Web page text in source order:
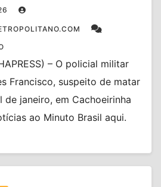
– O policial militar
Francisco, suspeito de matar
janeiro, em Cachoeirinha
ao Minuto Brasil aqui.